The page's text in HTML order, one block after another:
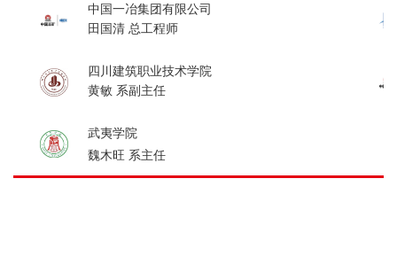
中国一冶集团有限公司
田国清 总工程师
四川建筑职业技术学院
黄敏 系副主任
武夷学院
魏木旺 系主任